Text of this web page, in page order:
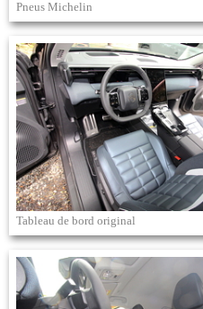
Pneus Michelin
Tableau de bord original